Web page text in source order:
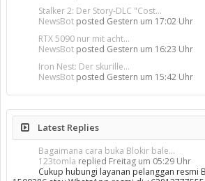
Stalker 2: Der Story-DLC "Cost...
NewsBot posted Gestern um 17:02 Uhr
RTX 5090 nur mit acht...
NewsBot posted Gestern um 16:23 Uhr
Iron Nest: Der skurille...
NewsBot posted Gestern um 15:42 Uhr
Latest Replies
Bagaimana cara buka Blokir bale...
123tomla replied Freitag um 05:29 Uhr
Cukup hubungi layanan pelanggan resmi